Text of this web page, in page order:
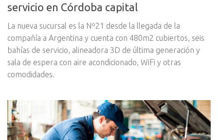
servicio en Córdoba capital
La nueva sucursal es la Nº21 desde la llegada de la
compañía a Argentina y cuenta con 480m2 cubiertos, seis
bahías de servicio, alineadora 3D de última generación y
sala de espera con aire acondicionado, WiFi y otras
comodidades.